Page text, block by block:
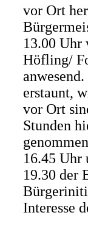
vor Ort
13.00 Uhr
Höfling/
erstaunt,
vor Ort
Stunden
16.45 Uhr
19.30 der
Interesse